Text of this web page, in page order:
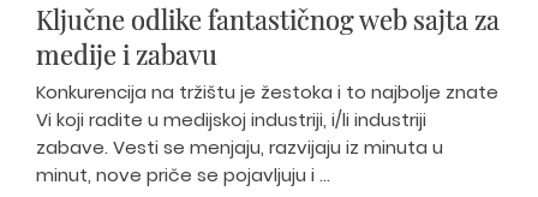
Ključne odlike fantastičnog web sajta za
medije i zabavu
Konkurencija na tržištu je žestoka i to najbolje znate
Vi koji radite u medijskoj industriji, i/li industriji
zabave. Vesti se menjaju, razvijaju iz minuta u
minut, nove priče se pojavljuju i ...